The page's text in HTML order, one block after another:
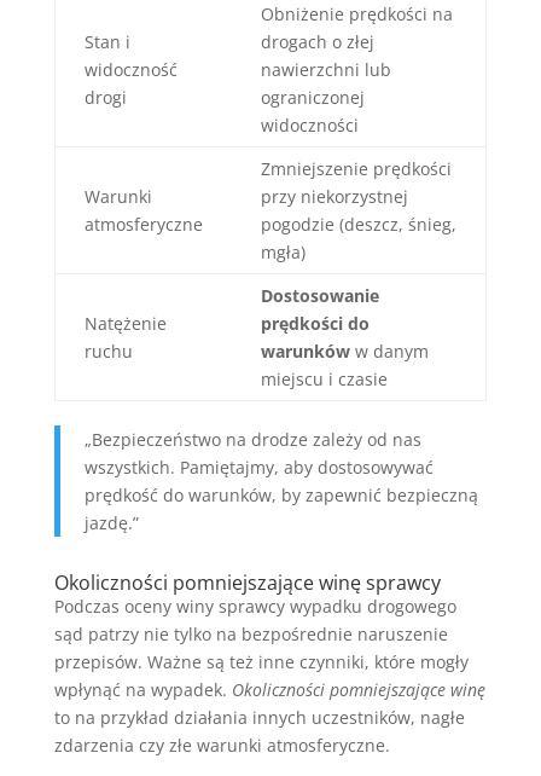
Stan i
widoczność
drogi
Obniżenie prędkości na
drogach o złej
nawierzchni lub
ograniczonej
widoczności
Warunki
atmosferyczne
Zmniejszenie prędkości
przy niekorzystnej
pogodzie (deszcz, śnieg,
mgła)
Natężenie
ruchu
Dostosowanie
prędkości do
warunkóww danym
miejscu i czasie
„Bezpieczeństwo na drodze zależy od nas
wszystkich. Pamiętajmy, aby dostosowywać
prędkość do warunków, by zapewnić bezpieczną
jazdę.”
Okoliczności pomniejszające winę sprawcy
Podczas oceny winy sprawcy wypadku drogowego
sąd patrzy nie tylko na bezpośrednie naruszenie
przepisów. Ważne są też inne czynniki, które mogły
wpłynąć na wypadek. Okoliczności pomniejszające winę
to na przykład działania innych uczestników, nagłe
zdarzenia czy złe warunki atmosferyczne.